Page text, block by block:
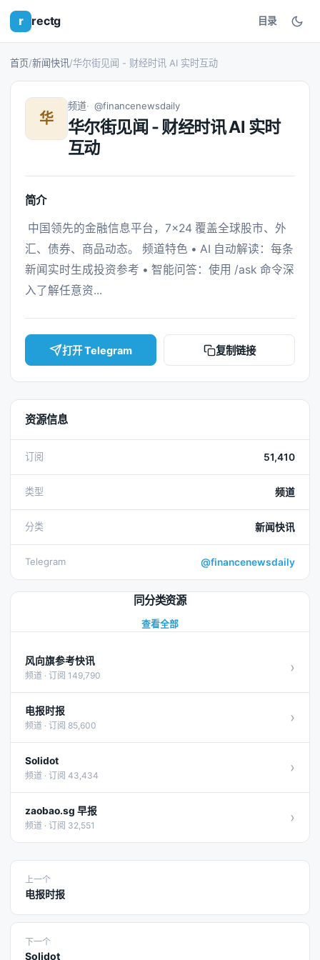
r rectg 目录
首页/新闻快讯/华尔街见闻 - 财经时讯 AI 实时互动
华
频道 @financenewsdaily
华尔街见闻 - 财经时讯 AI 实时
互动
简介
汇、债券、商品动态。 频道特色 • AI 自动解读：每条
新闻实时生成投资参考 • 智能问答：使用 /ask 命令深
入了解任意资...
打开 Telegram 复制链接
资源信息
订阅 51,410
类型 频道
分类 新闻快讯
Telegram @financenewsdaily
同分类资源
查看全部
风向旗参考快讯
频道 · 订阅 149,790 ›
电报时报
频道 · 订阅 85,600 ›
Solidot
频道 · 订阅 43,434 ›
zaobao.sg 早报
频道 · 订阅 32,551 ›
上一个
电报时报
下一个
Solidot